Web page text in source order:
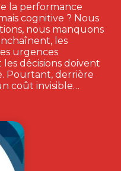
la performance
cognitive ? Nous
nous manquons
les
urgences
décisions doivent
Pourtant, derrière
coût invisible…